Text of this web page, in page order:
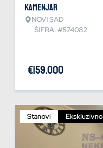
Kamenjar
NOVI SAD
ŠIFRA: #574082
€159.000
Stanovi Ekskluzivno